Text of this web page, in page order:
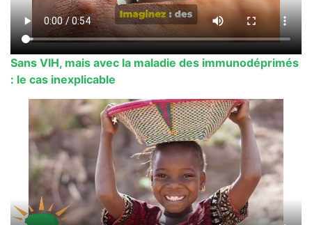
Sans VIH, mais avec la maladie des immunodéprimés
: le cas inexplicable